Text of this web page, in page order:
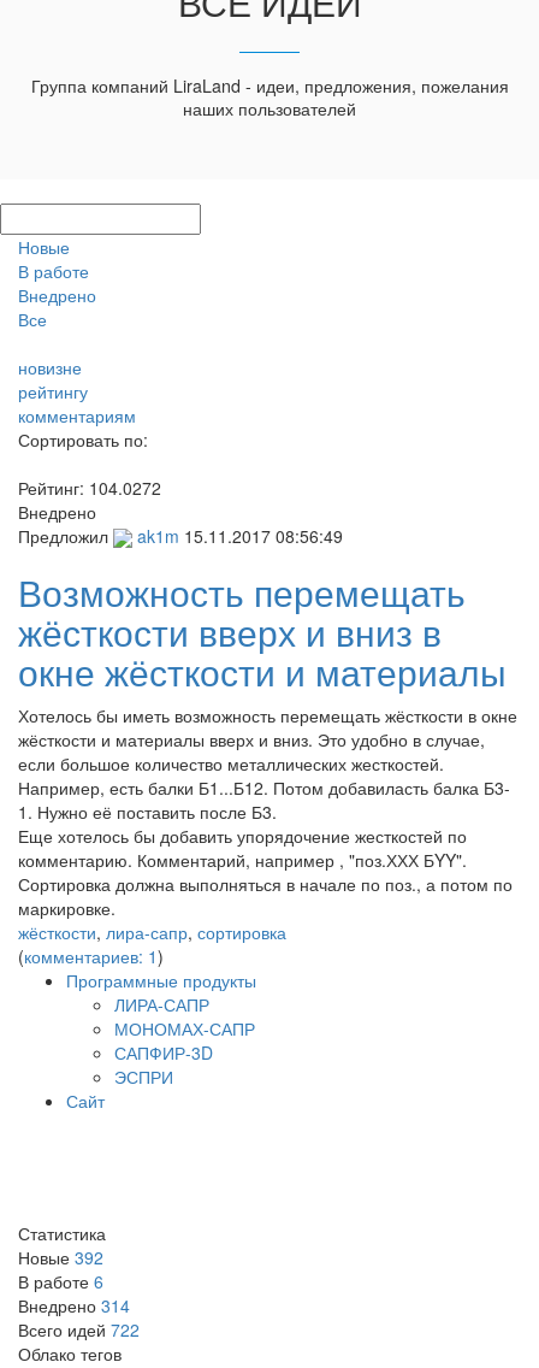
Группа компаний LiraLand - идеи, предложения, пожелания
наших пользователей
Новые
В работе
Внедрено
Все
новизне
рейтингу
комментариям
Сортировать по:
Рейтинг: 104.0272
Внедрено
Предложил
ak1m 15.11.2017 08:56:49
Возможность перемещать
жёсткости вверх и вниз в
окне жёсткости и материалы
Хотелось бы иметь возможность перемещать жёсткости в окне
жёсткости и материалы вверх и вниз. Это удобно в случае,
если большое количество металлических жесткостей.
Например, есть балки Б1...Б12. Потом добавиласть балка Б3-
1. Нужно её поставить после Б3.
Еще хотелось бы добавить упорядочение жесткостей по
комментарию. Комментарий, например , "поз.ХХХ БYY".
Сортировка должна выполняться в начале по поз., а потом по
маркировке.
жёсткости, лира-сапр, сортировка
(комментариев: 1)
Программные продукты
ЛИРА-САПР
МОНОМАХ-САПР
САПФИР-3D
ЭСПРИ
Сайт
Статистика
Новые 392
В работе 6
Внедрено 314
Всего идей 722
Облако тегов